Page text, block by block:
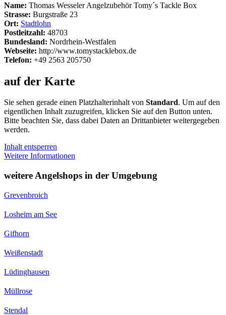
Name: Thomas Wesseler Angelzubehör Tomy´s Tackle Box
Strasse: Burgstraße 23
Ort: Stadtlohn
Postleitzahl: 48703
Bundesland: Nordrhein-Westfalen
Webseite: http://www.tomystacklebox.de
Telefon: +49 2563 205750
auf der Karte
Sie sehen gerade einen Platzhalterinhalt von Standard. Um auf den
eigentlichen Inhalt zuzugreifen, klicken Sie auf den Button unten.
Bitte beachten Sie, dass dabei Daten an Drittanbieter weitergegeben
werden.
Inhalt entsperren
Weitere Informationen
weitere Angelshops in der Umgebung
Grevenbroich
Losheim am See
Gifhorn
Weißenstadt
Lüdinghausen
Müllrose
Stendal